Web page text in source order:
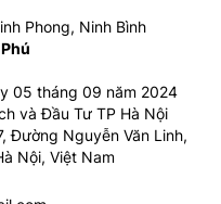
và lắp đặt ở nhiều
32 inch có giá từ
đặt ở trong những
– 20m2 như phòng
sức khỏe của mắt
Phong, Ninh Bình
05 tháng 09 năm 2024
và Đầu Tư TP Hà Nội
Đường Nguyễn Văn Linh,
Nội, Việt Nam